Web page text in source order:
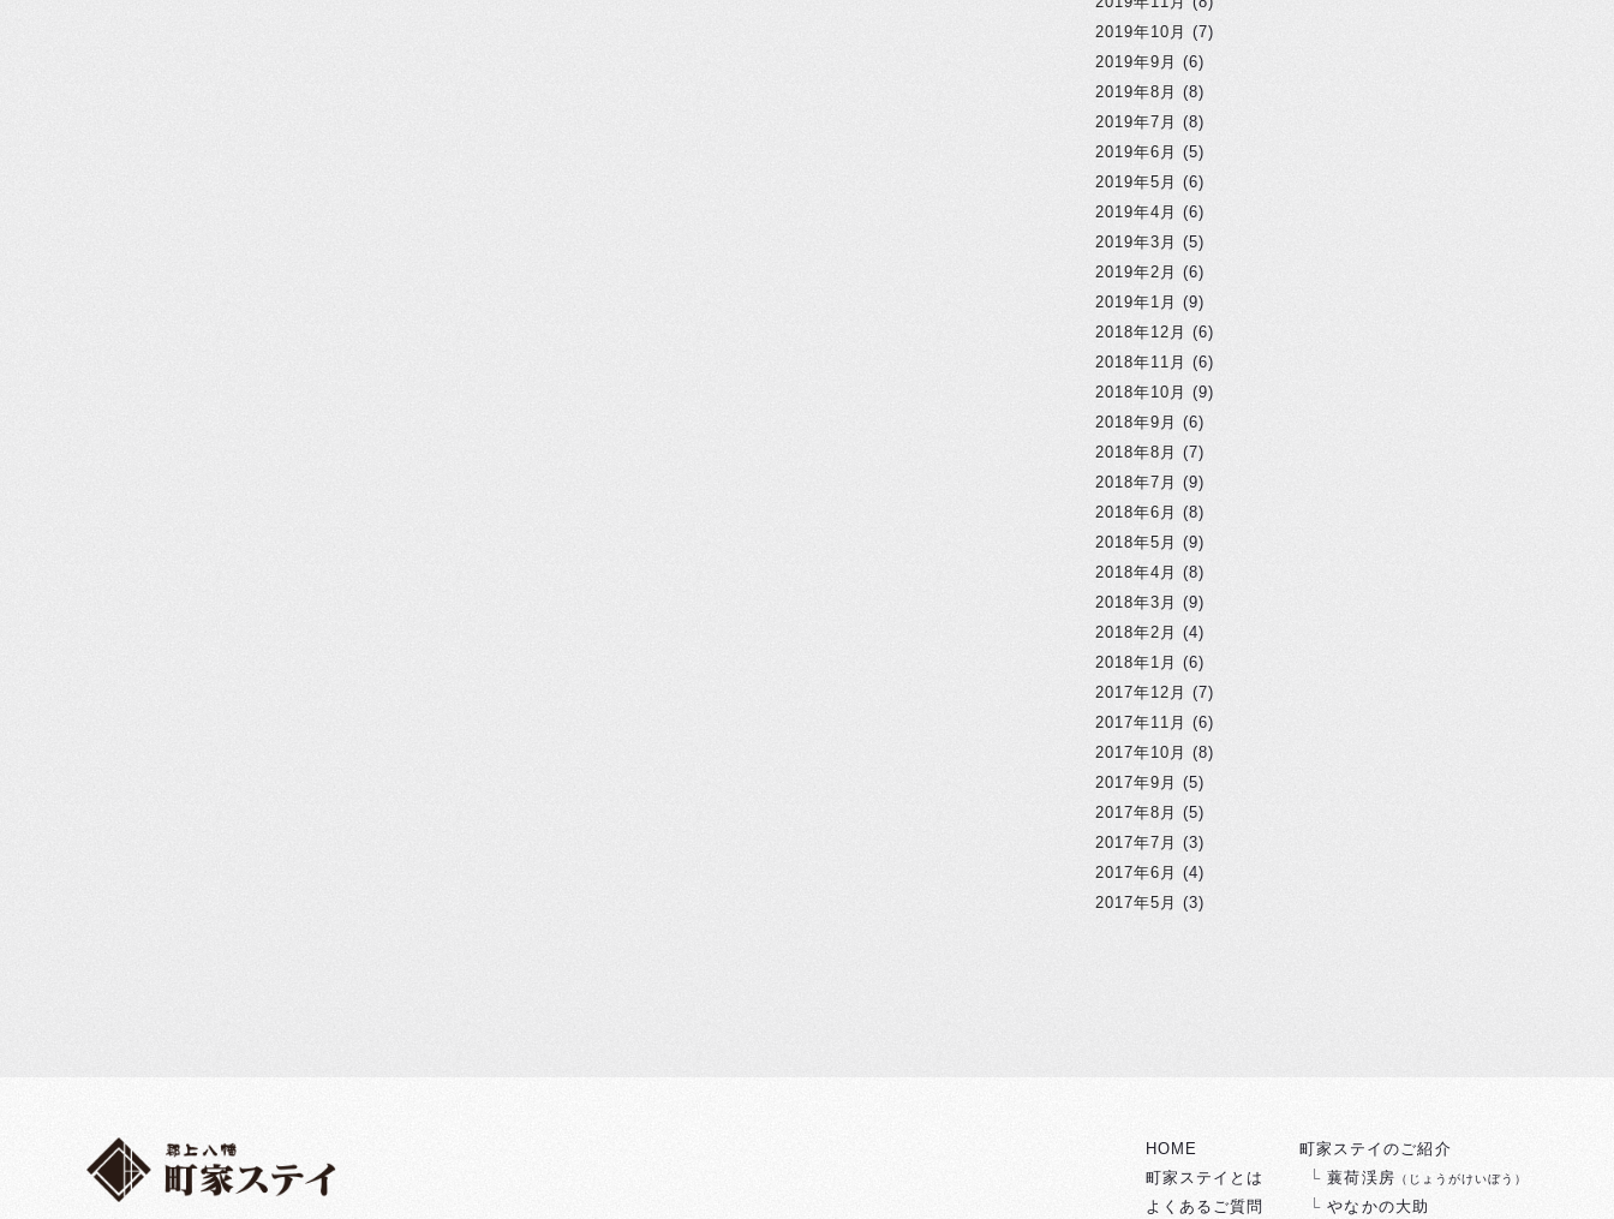
2019年10月 (7)
2019年9月 (6)
2019年8月 (8)
2019年7月 (8)
2019年6月 (5)
2019年5月 (6)
2019年4月 (6)
2019年3月 (5)
2019年2月 (6)
2019年1月 (9)
2018年12月 (6)
2018年11月 (6)
2018年10月 (9)
2018年9月 (6)
2018年8月 (7)
2018年7月 (9)
2018年6月 (8)
2018年5月 (9)
2018年4月 (8)
2018年3月 (9)
2018年2月 (4)
2018年1月 (6)
2017年12月 (7)
2017年11月 (6)
2017年10月 (8)
2017年9月 (5)
2017年8月 (5)
2017年7月 (3)
2017年6月 (4)
2017年5月 (3)
HOME
町家ステイとは
よくあるご質問
町家ステイのご紹介
蘘荷渓房 （じょうがけいぼう）
やなかの大助